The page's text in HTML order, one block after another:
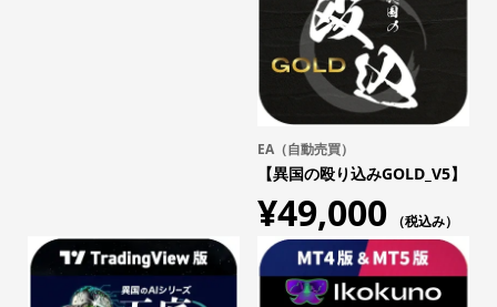
EA（自動売買）
【異国の殴り込みGOLD_V5】
¥49,000 （税込み）